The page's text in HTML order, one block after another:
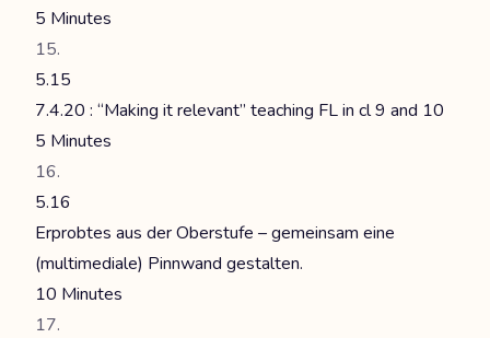
5 Minutes
5.15
7.4.20 : “Making it relevant” teaching FL in cl 9 and 10
5 Minutes
5.16
Erprobtes aus der Oberstufe – gemeinsam eine
(multimediale) Pinnwand gestalten.
10 Minutes